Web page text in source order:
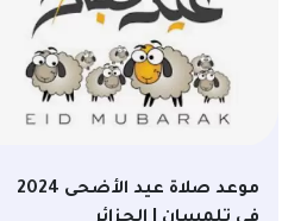
موعد صلاة عيد الأضحى 2024